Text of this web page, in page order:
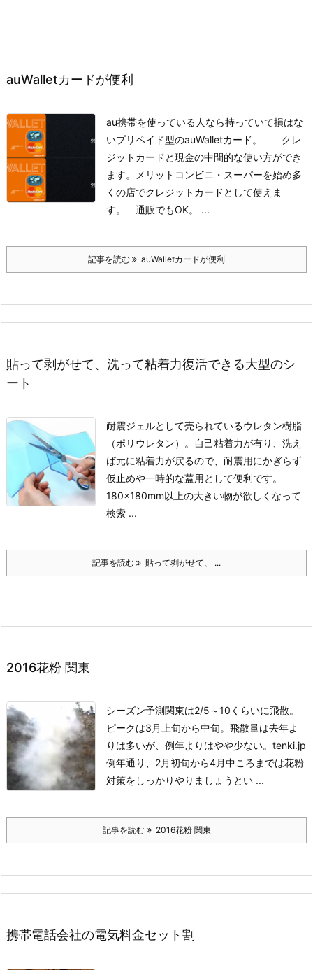
auWalletカードが便利
au携帯を使っている人なら持っていて損はな
いプリペイド型のauWalletカード。 クレ
ジットカードと現金の中間的な使い方ができ
ます。
メリットコンビニ・スーパーを始め多
くの店でクレジットカードとして使えま
す。 通販でもOK。 ...
記事を読む auWalletカードが便利
貼って剥がせて、洗って粘着力復活できる大型のシ
ート
耐震ジェルとして売られているウレタン樹脂
（ポリウレタン）。
自己粘着力が有り、洗え
ば元に粘着力が戻るので、耐震用にかぎらず
仮止めや一時的な蓋用として便利です。
180×180mm以上の大きい物が欲しくなって
検索 ...
記事を読む 貼って剥がせて、 ...
2016花粉 関東
シーズン予測関東は2/5～10くらいに飛散。
ピークは3月上旬から中旬。 飛散量は去年よ
りは多いが、例年よりはやや少ない。tenki.jp
例年通り、2月初旬から4月中ころまでは花粉
対策をしっかりやりましょうとい ...
記事を読む 2016花粉 関東
携帯電話会社の電気料金セット割